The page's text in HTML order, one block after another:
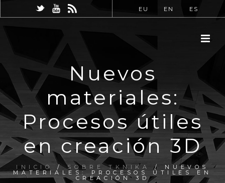
EU EN ES
Nuevos
materiales:
Procesos útiles
en creación 3D
INICIO /SOBRE TKNIKA / NUEVOS
MATERIALES: PROCESOS ÚTILES EN
CREACIÓN 3D